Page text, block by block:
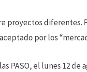
proyectos diferentes.
por los
PASO, el lunes 12 de